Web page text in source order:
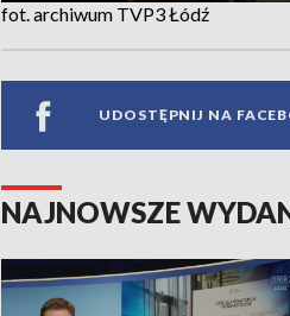
fot. archiwum TVP3 Łódź
UDOSTĘPNIJ NA
NAJNOWSZE